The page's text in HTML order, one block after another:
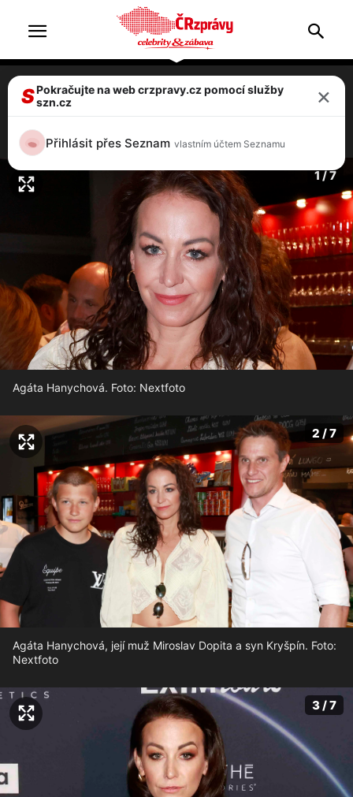
Agáta Hanychová prozřela: Místo dětí
1 / 7
Agáta Hanychová. Foto: Nextfoto
2 / 7
Agáta Hanychová, její muž Miroslav Dopita a syn Kryšpín. Foto:
Nextfoto
3 / 7
SPokračujte na web crzpravy.cz pomocí služby
szn.cz
×
Přihlásit přes Seznam vlastním účtem Seznamu